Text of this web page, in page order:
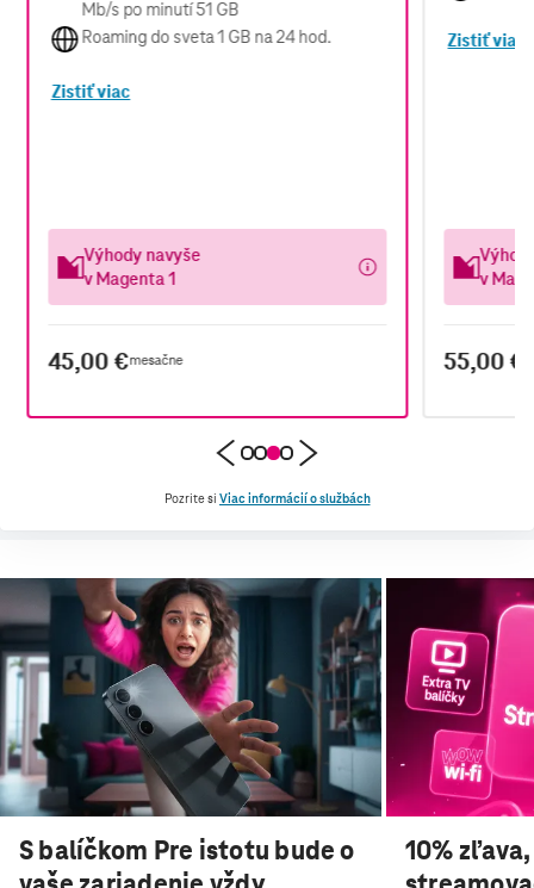
Mb/s po minutí 51 GB
Roaming do sveta 1 GB na 24 hod.
Zistiť viac
Výhody navyše
v Magenta 1
45,00 €mesačne
Zistiť viac
v
55,00 €
Pozrite si Viac informácií o službách
S balíčkom Pre istotu bude o
10%